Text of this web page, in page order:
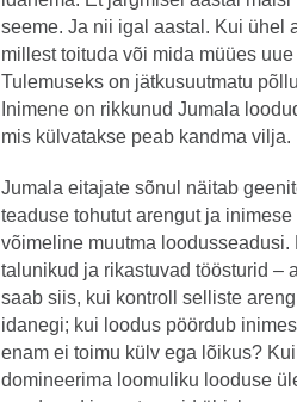
seeme. Ja nii igal aastal. Kui ühel
millest toituda või mida müües
Tulemuseks on jätkusuutmatu
Inimene on rikkunud Jumala
mis külvatakse peab kandma vilja.
Jumala eitajate sõnul näitab
teaduse tohutut arengut ja
võimeline muutma
talunikud ja rikastuvad töösturid –
saab siis, kui kontroll selliste
idanegi; kui loodus pöördub
enam ei toimu külv ega lõikus?
domineerima loomuliku looduse